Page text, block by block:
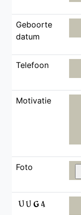
Geboorte
datum
Telefoon
Motivatie
Foto